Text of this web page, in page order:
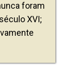
foram
XVI;